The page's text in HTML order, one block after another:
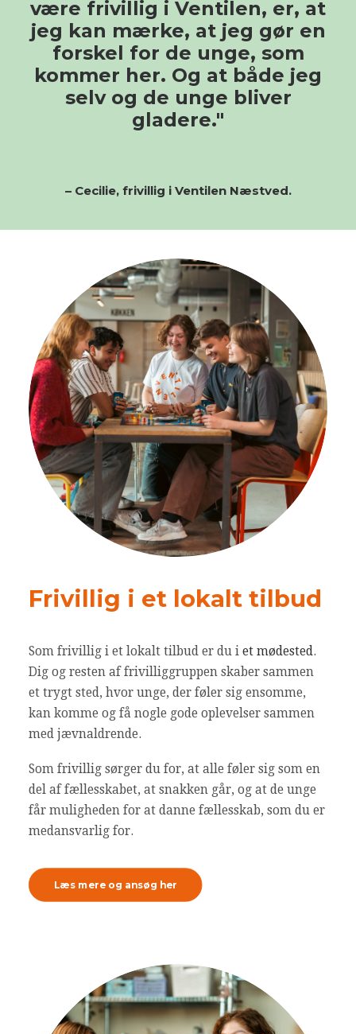
være frivillig i Ventilen, er, at
jeg kan mærke, at jeg gør en
forskel for de unge, som
kommer her. Og at både jeg
selv og de unge bliver
gladere."
– Cecilie, frivillig i Ventilen Næstved.
Frivillig i et lokalt tilbud
Som frivillig i et lokalt tilbud er du i et mødested.
Dig og resten af frivilliggruppen skaber sammen
et trygt sted, hvor unge, der føler sig ensomme,
kan komme og få nogle gode oplevelser sammen
med jævnaldrende.
Som frivillig sørger du for, at alle føler sig som en
del af fællesskabet, at snakken går, og at de unge
får muligheden for at danne fællesskab, som du er
medansvarlig for.
Læs mere og ansøg her